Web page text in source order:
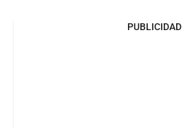
PUBLICIDAD